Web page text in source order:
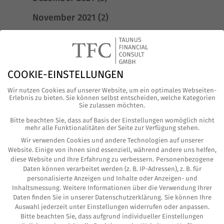
November 2021 (2)
August 2021(1)
Juni 2021(3)
Mai 2021(4)
April 2021
Februar 2021(4)
Januar 2021(2)
Dezember 2020(2)
November 2020(2)
COOKIE-EINSTELLUNGEN
Wir nutzen Cookies auf unserer Website, um ein optimales Webseiten-
Erlebnis zu bieten. Sie können selbst entscheiden, welche Kategorien
Sie zulassen möchten.
Bitte beachten Sie, dass auf Basis der Einstellungen womöglich nicht
mehr alle Funktionalitäten der Seite zur Verfügung stehen.
Wir verwenden Cookies und andere Technologien auf unserer
Website. Einige von ihnen sind essenziell, während andere uns helfen,
diese Website und Ihre Erfahrung zu verbessern. Personenbezogene
Daten können verarbeitet werden (z. B. IP-Adressen), z. B. für
personalisierte Anzeigen und Inhalte oder Anzeigen- und
Inhaltsmessung. Weitere Informationen über die Verwendung Ihrer
Daten finden Sie in unserer Datenschutzerklärung. Sie können Ihre
Auswahl jederzeit unter Einstellungen widerrufen oder anpassen.
Bitte beachten Sie, dass aufgrund individueller Einstellungen